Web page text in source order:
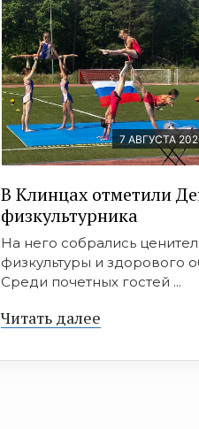
7 АВГУСТА
В Клинцах отметили
физкультурника
На него собрались
физкультуры и здорового
Среди почетных гостей ...
Читать далее